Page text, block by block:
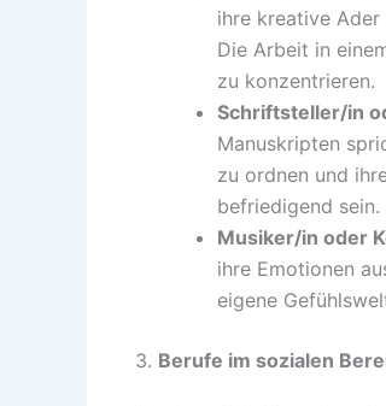
ihre kreative Ader
Die Arbeit in
zu konzentrieren.
Schriftsteller/in
Manuskripten
zu ordnen und
befriedigend sein.
Musiker/in oder
ihre Emotionen
eigene
3. Berufe im sozialen